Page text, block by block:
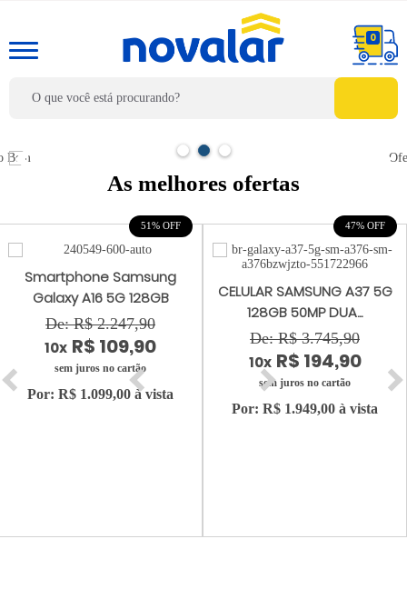
0
As melhores ofertas
51% OFF
Smartphone Samsung
Galaxy A16 5G 128GB
De: R$ 2.247,90
10x R$ 109,90
sem juros no cartão
Por: R$ 1.099,00 à vista
47% OFF
CELULAR SAMSUNG A37 5G
128GB 50MP DUA...
De: R$ 3.745,90
10x R$ 194,90
sem juros no cartão
Por: R$ 1.949,00 à vista